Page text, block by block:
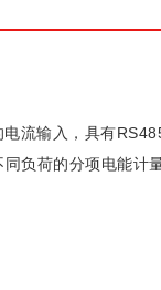
流输入，具有
负荷的分项电能计